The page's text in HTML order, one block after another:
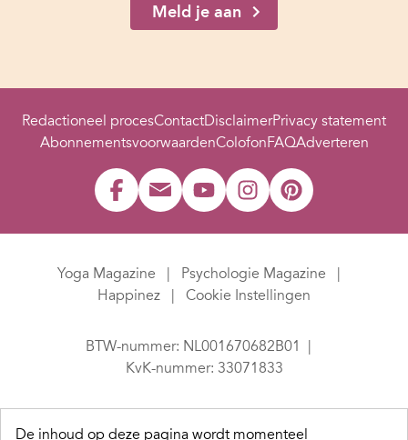
Meld je aan
Redactioneel procesContactDisclaimerPrivacy statement
AbonnementsvoorwaardenColofonFAQAdverteren
Yoga Magazine
Psychologie Magazine
Happinez
Cookie Instellingen
BTW-nummer: NL001670682B01
KvK-nummer: 33071833
De inhoud op deze pagina wordt momenteel